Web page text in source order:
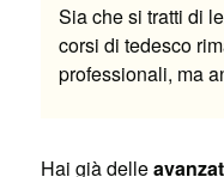
Sia che si tratti di
corsi di tedesco
professionali, ma
Hai già delle